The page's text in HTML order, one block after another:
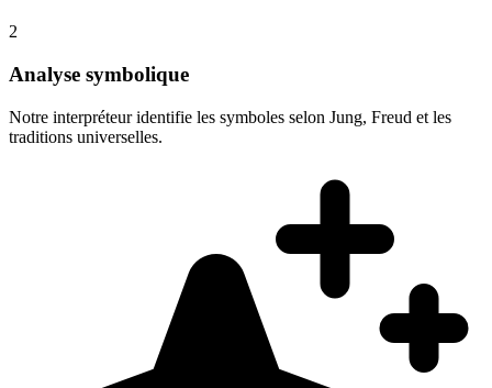
2
Analyse symbolique
Notre interpréteur identifie les symboles selon Jung, Freud et les
traditions universelles.